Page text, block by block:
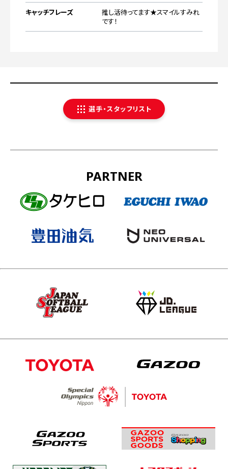
BLOG
グッズ
DOWNLOAD
出演依頼
キャッチフレーズ
推し活待ってます★スマイルすみれ
です！
選手・スタッフリスト
PARTNER